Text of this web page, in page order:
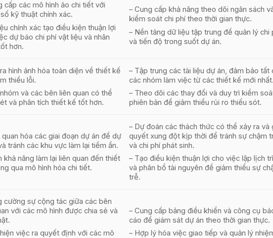
cấp các mô hình ảo chi tiết với
kỹ thuật chính xác.
chính xác tạo điều kiện thuận lợi
dự báo chi phí vật liệu và nhân
hơn.
– Cung cấp khả năng theo dõi ngân sách
kiểm soát chi phí theo thời gian thực.
– Nền tảng dữ liệu tập trung để quản lý chi
và tiến độ trong suốt dự án.
hình ảnh hóa toàn diện về thiết kế
thiểu lỗi.
và các bên liên quan có thể
và phân tích thiết kế tốt hơn.
– Tập trung các tài liệu dự án, đảm bảo tất
các nhóm làm việc từ các thiết kế mới nhất.
– Theo dõi các thay đổi và duy trì kiểm
phiên bản để giảm thiểu rủi ro thiếu sót.
quan hóa các giai đoạn dự án để dự
tránh các khu vực làm lại tiềm ẩn.
khả năng làm lại liên quan đến thiết
qua mô hình hóa chi tiết.
– Dự đoán các thách thức có thể xảy ra và
quyết xung đột kịp thời để tránh sự chậm
và chi phí phát sinh.
– Tạo điều kiện thuận lợi cho việc lập lịch
và phân bổ tài nguyên để giảm thiểu sự
trễ.
cường sự cộng tác giữa các bên
với các mô hình được chia sẻ và
việc ra quyết định với các mô
– Cung cấp bảng điều khiển và công cụ
cáo để giám sát dự án theo thời gian thực.
– Hợp lý hóa việc giao tiếp và quản lý